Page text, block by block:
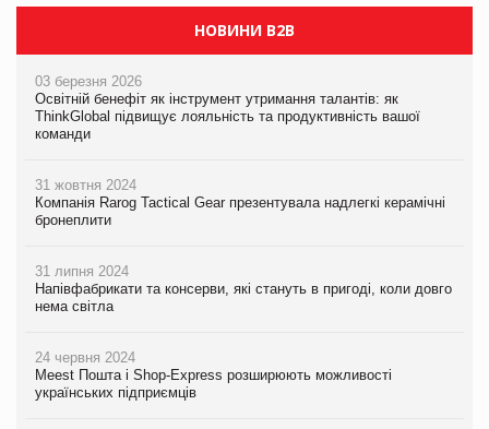
НОВИНИ B2B
03 березня 2026
Освітній бенефіт як інструмент утримання талантів: як
ThinkGlobal підвищує лояльність та продуктивність вашої
команди
31 жовтня 2024
Компанія Rarog Tactical Gear презентувала надлегкі керамічні
бронеплити
31 липня 2024
Напівфабрикати та консерви, які стануть в пригоді, коли довго
нема світла
24 червня 2024
Meest Пошта і Shop-Express розширюють можливості
українських підприємців